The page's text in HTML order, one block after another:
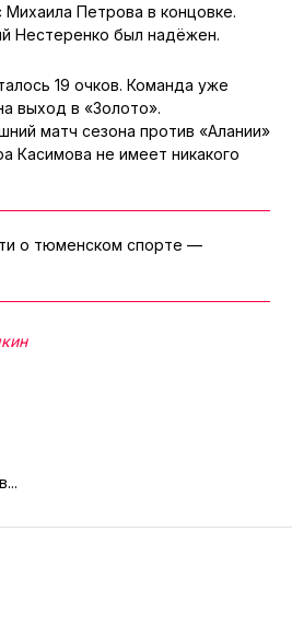
Петрова в концовке.
Нестеренко был надёжен.
19 очков. Команда уже
выход в «Золото».
матч сезона против «Алании»
Касимова не имеет никакого
о тюменском спорте —